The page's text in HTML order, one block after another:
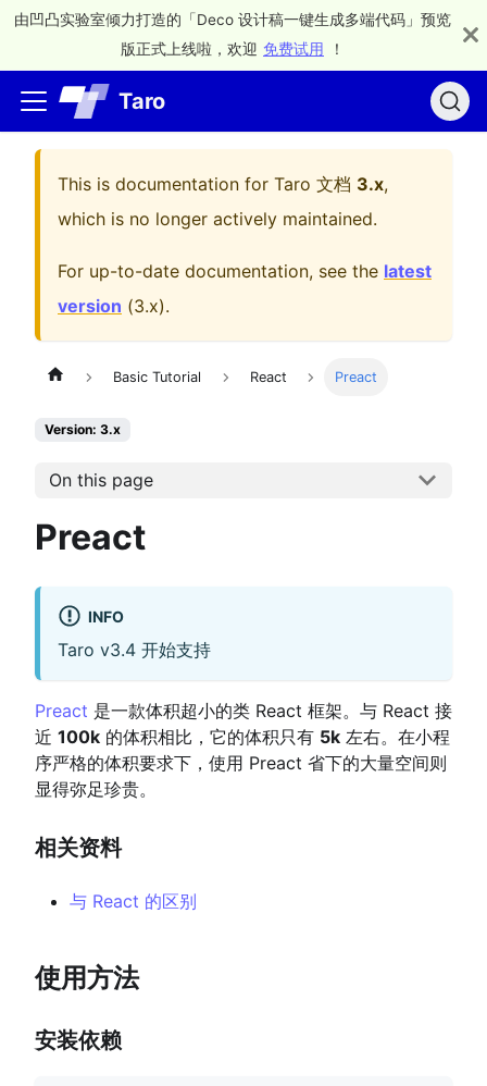
由凹凸实验室倾力打造的「Deco 设计稿一键生成多端代码」预览
版正式上线啦，欢迎 免费试用 ！
Taro
This is documentation for Taro 文档 3.x,
which is no longer actively maintained.
For up-to-date documentation, see the latest
version (3.x).
Basic Tutorial React Preact
Version: 3.x
On this page
Preact
INFO
Taro v3.4 开始支持
Preact 是一款体积超小的类 React 框架。与 React 接
近 100k 的体积相比，它的体积只有 5k 左右。在小程
序严格的体积要求下，使用 Preact 省下的大量空间则
显得弥足珍贵。
相关资料
与 React 的区别
使用方法
安装依赖